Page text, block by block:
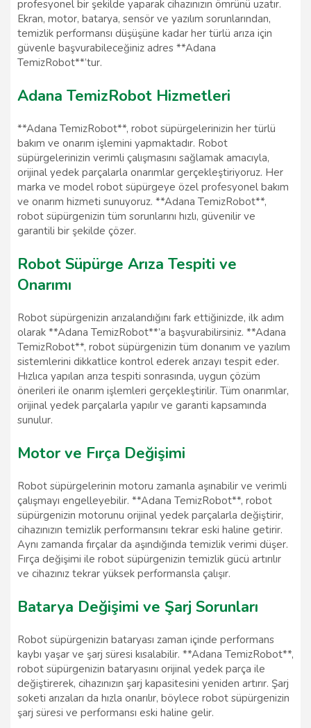
profesyonel bir şekilde yaparak cihazınızın ömrünü uzatır.
Ekran, motor, batarya, sensör ve yazılım sorunlarından,
temizlik performansı düşüşüne kadar her türlü arıza için
güvenle başvurabileceğiniz adres **Adana
TemizRobot**’tur.
Adana TemizRobot Hizmetleri
**Adana TemizRobot**, robot süpürgelerinizin her türlü
bakım ve onarım işlemini yapmaktadır. Robot
süpürgelerinizin verimli çalışmasını sağlamak amacıyla,
orijinal yedek parçalarla onarımlar gerçekleştiriyoruz. Her
marka ve model robot süpürgeye özel profesyonel bakım
ve onarım hizmeti sunuyoruz. **Adana TemizRobot**,
robot süpürgenizin tüm sorunlarını hızlı, güvenilir ve
garantili bir şekilde çözer.
Robot Süpürge Arıza Tespiti ve
Onarımı
Robot süpürgenizin arızalandığını fark ettiğinizde, ilk adım
olarak **Adana TemizRobot**’a başvurabilirsiniz. **Adana
TemizRobot**, robot süpürgenizin tüm donanım ve yazılım
sistemlerini dikkatlice kontrol ederek arızayı tespit eder.
Hızlıca yapılan arıza tespiti sonrasında, uygun çözüm
önerileri ile onarım işlemleri gerçekleştirilir. Tüm onarımlar,
orijinal yedek parçalarla yapılır ve garanti kapsamında
sunulur.
Motor ve Fırça Değişimi
Robot süpürgelerinin motoru zamanla aşınabilir ve verimli
çalışmayı engelleyebilir. **Adana TemizRobot**, robot
süpürgenizin motorunu orijinal yedek parçalarla değiştirir,
cihazınızın temizlik performansını tekrar eski haline getirir.
Aynı zamanda fırçalar da aşındığında temizlik verimi düşer.
Fırça değişimi ile robot süpürgenizin temizlik gücü artırılır
ve cihazınız tekrar yüksek performansla çalışır.
Batarya Değişimi ve Şarj Sorunları
Robot süpürgenizin bataryası zaman içinde performans
kaybı yaşar ve şarj süresi kısalabilir. **Adana TemizRobot**,
robot süpürgenizin bataryasını orijinal yedek parça ile
değiştirerek, cihazınızın şarj kapasitesini yeniden artırır. Şarj
soketi arızaları da hızla onarılır, böylece robot süpürgenizin
şarj süresi ve performansı eski haline gelir.